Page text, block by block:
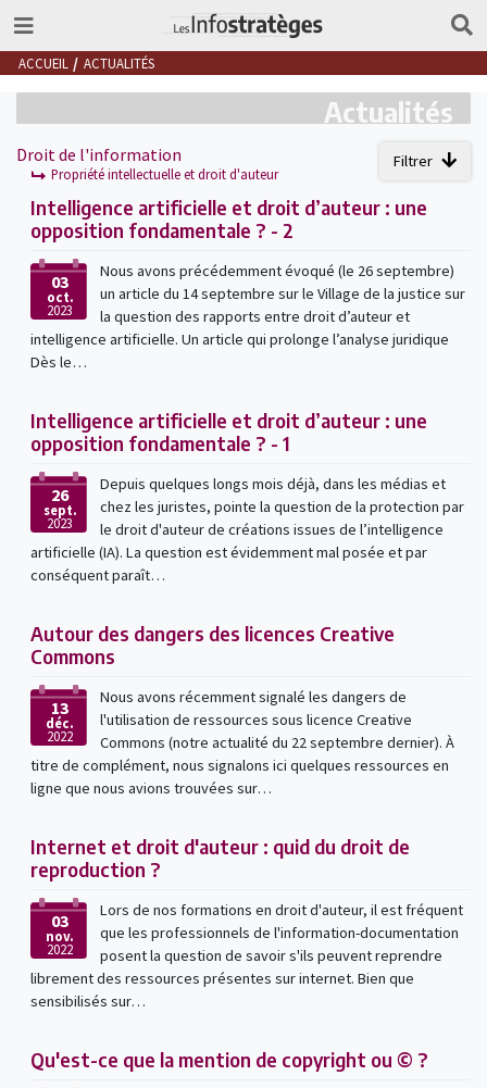
ACCUEIL ACTUALITÉS
Actualités
Droit de l'information
Propriété intellectuelle et droit d'auteur
Filtrer
Intelligence artificielle et droit d’auteur : une
opposition fondamentale ? - 2
03
oct.
2023
Nous avons précédemment évoqué (le 26 septembre)
un article du 14 septembre sur le Village de la justice sur
la question des rapports entre droit d’auteur et
intelligence artificielle. Un article qui prolonge l’analyse juridique
Dès le…
Intelligence artificielle et droit d’auteur : une
opposition fondamentale ? - 1
26
sept.
2023
Depuis quelques longs mois déjà, dans les médias et
chez les juristes, pointe la question de la protection par
le droit d'auteur de créations issues de l’intelligence
artificielle (IA). La question est évidemment mal posée et par
conséquent paraît…
Autour des dangers des licences Creative
Commons
13
déc.
2022
Nous avons récemment signalé les dangers de
l'utilisation de ressources sous licence Creative
Commons (notre actualité du 22 septembre dernier). À
titre de complément, nous signalons ici quelques ressources en
ligne que nous avions trouvées sur…
Internet et droit d'auteur : quid du droit de
reproduction ?
03
nov.
2022
Lors de nos formations en droit d'auteur, il est fréquent
que les professionnels de l'information-documentation
posent la question de savoir s'ils peuvent reprendre
librement des ressources présentes sur internet. Bien que
sensibilisés sur…
Qu'est-ce que la mention de copyright ou © ?